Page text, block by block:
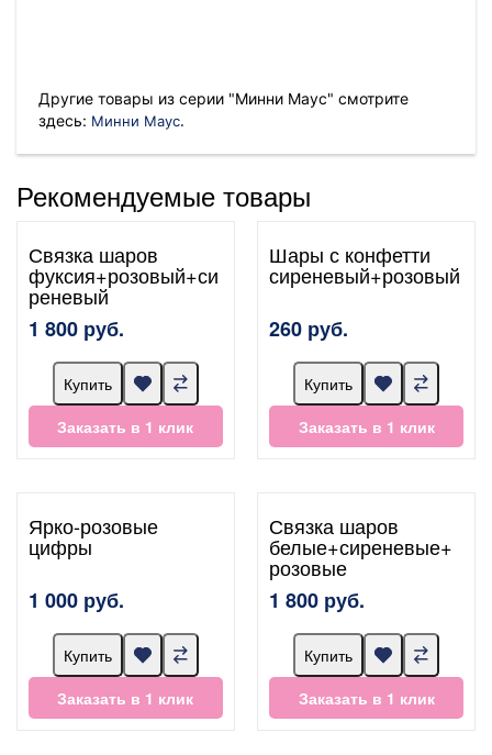
Другие товары из серии "Минни Маус" смотрите
здесь: Минни Маус.
Рекомендуемые товары
Связка шаров
фуксия+розовый+си
реневый
1 800 руб.
Купить
Заказать в 1 клик
Шары с конфетти
сиреневый+розовый
260 руб.
Купить
Заказать в 1 клик
Ярко-розовые
цифры
1 000 руб.
Купить
Заказать в 1 клик
Связка шаров
белые+сиреневые+
розовые
1 800 руб.
Купить
Заказать в 1 клик